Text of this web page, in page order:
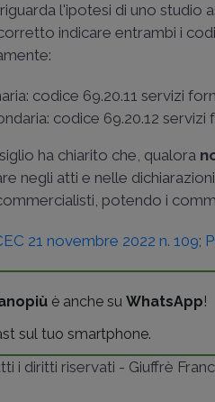
l'ipotesi di uno
indicare entrambi i
codice 69.20.11 servizi
codice 69.20.12 servizi
ha chiarito che, qualora
negli atti e nelle
potendo i
21 novembre 2022 n. 109;
è anche suWhatsApp!
sul tuo smartphone.
i diritti riservati - Giuffrè